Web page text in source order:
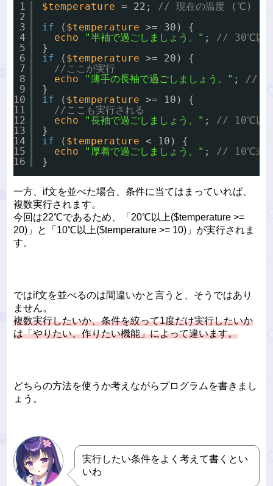
1
2
3
4
5
6
7
8
9
10
11
12
13
14
15
16
$temperature = 22; // 現在の温度 (℃)
if
( $temperature >= 30) {
echo
"半袖で過ごしましょう。" ; // 30℃以
}
if
( $temperature >= 20) {
//ここが実行
echo
"薄手の長袖で過ごしましょう。" ; //
}
if
( $temperature >= 10) {
//ここも実行される
echo
"長袖で過ごしましょう。" ; // 10℃以
}
if
( $temperature < 10) {
echo
"厚着で過ごしましょう。" ; // 10℃未
}
一方、if文を並べた場合、条件に当てはまっていれば、
複数実行されます。
今回は22℃であるため、「20℃以上($temperature >=
20)」と「10℃以上($temperature >= 10)」が実行されま
す。
ではif文を並べるのは間違いかと言うと、そうではあり
ません。
複数実行したいか、条件を絞って1度だけ実行したいか
は「やりたい、作りたい機能」によって違います。
どちらの方法を使うか考えながらプログラムを書きまし
ょう。
実行したい条件をよく考えて書くとい
いわ